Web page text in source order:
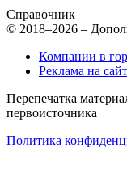
Справочник
© 2018–2026 –
Компании в
Реклама на
Перепечатка
первоисточника
Политика